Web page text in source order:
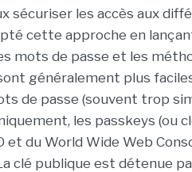
sécuriser les accès aux
cette approche en
mots de passe et les
généralement plus
de passe (souvent trop
les passkeys (ou
et du World Wide Web
clé publique est détenue